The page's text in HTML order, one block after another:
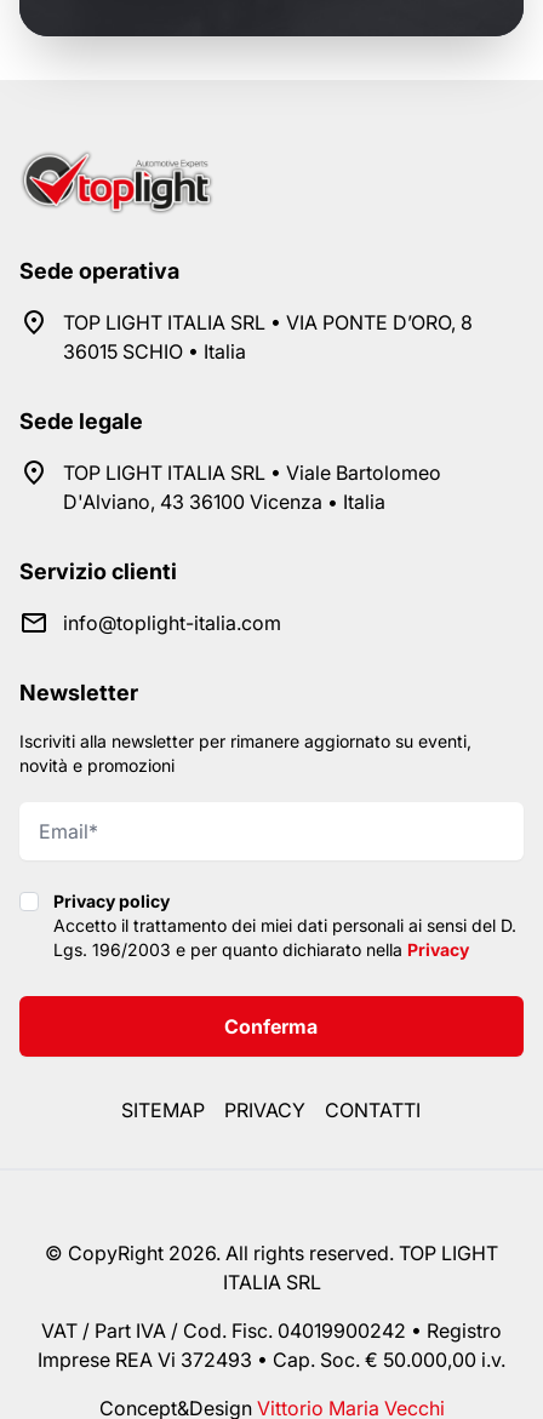
Sede operativa
TOP LIGHT ITALIA SRL • VIA PONTE D’ORO, 8
36015 SCHIO • Italia
Sede legale
TOP LIGHT ITALIA SRL • Viale Bartolomeo
D'Alviano, 43 36100 Vicenza • Italia
Servizio clienti
info@toplight-italia.com
Newsletter
Iscriviti alla newsletter per rimanere aggiornato su eventi,
novità e promozioni
Privacy policy
Privacy policy
Accetto il trattamento dei miei dati personali ai sensi del D.
Lgs. 196/2003 e per quanto dichiarato nella Privacy
Conferma
SITEMAP PRIVACY CONTATTI
© CopyRight 2026. All rights reserved. TOP LIGHT
ITALIA SRL
VAT / Part IVA / Cod. Fisc. 04019900242 • Registro
Imprese REA Vi 372493 • Cap. Soc. € 50.000,00 i.v.
Concept&Design Vittorio Maria Vecchi